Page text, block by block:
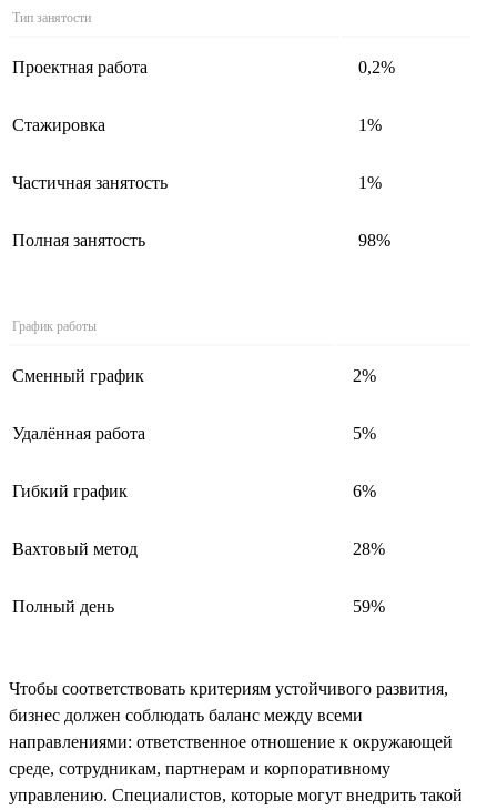
Тип занятости
Проектная работа 0,2%
Стажировка 1%
Частичная занятость 1%
Полная занятость 98%
График работы
Сменный график 2%
Удалённая работа 5%
Гибкий график 6%
Вахтовый метод 28%
Полный день 59%
Чтобы соответствовать критериям устойчивого развития,
бизнес должен соблюдать баланс между всеми
направлениями: ответственное отношение к окружающей
среде, сотрудникам, партнерам и корпоративному
управлению. Специалистов, которые могут внедрить такой